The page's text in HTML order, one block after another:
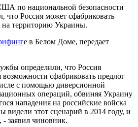
по национальной безопасности
что Россия может сфабриковать
на территорию Украины.
е в Белом Доме, передает
определили, что Россия
возможности сфабриковать предлог
с помощью диверсионной
операций, обвиняя Украину
нападения на российские войска
видели этот сценарий в 2014 году, и
- заявил чиновник.